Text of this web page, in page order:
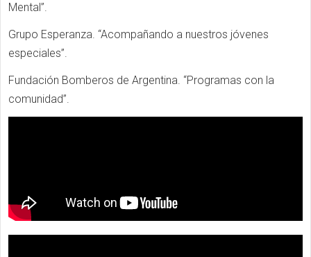
Mental”.
Grupo Esperanza. “Acompañando a nuestros jóvenes
especiales”.
Fundación Bomberos de Argentina. “Programas con la
comunidad”.